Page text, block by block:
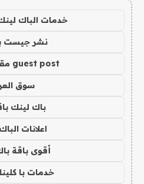
خدمات الباك
نشر جيست
guest post مقال ضيف
سوق
باك لينك
اعلانات
أقوى باقة
خدمات با كلينك